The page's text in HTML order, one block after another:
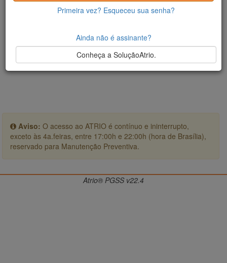
Aviso: O acesso ao ATRIO é contínuo e ininterrupto,
exceto às 4a.feiras, entre 17:00h e 22:00h (hora de Brasília),
reservado para Manutenção Preventiva.
Primeira vez? Esqueceu sua senha?
Ainda não é assinante?
Conheça a SoluçãoAtrio.
Atrio® PGSS v22.4